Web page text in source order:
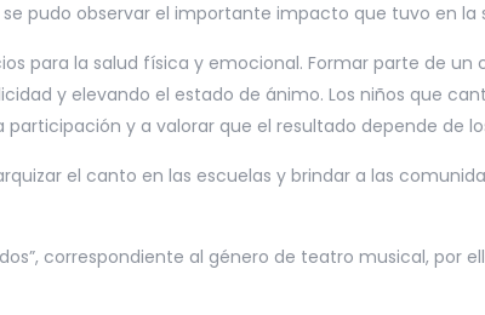
pudo observar el importante impacto que tuvo en la
la salud física y emocional. Formar parte de un
y elevando el estado de ánimo. Los niños que
y a valorar que el resultado depende de
el canto en las escuelas y brindar a las
correspondiente al género de teatro musical, por